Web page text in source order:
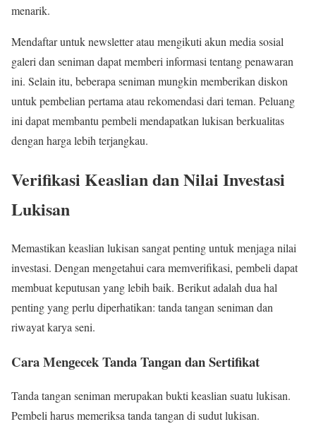
menarik.
Mendaftar untuk newsletter atau mengikuti akun media sosial
galeri dan seniman dapat memberi informasi tentang penawaran
ini. Selain itu, beberapa seniman mungkin memberikan diskon
untuk pembelian pertama atau rekomendasi dari teman. Peluang
ini dapat membantu pembeli mendapatkan lukisan berkualitas
dengan harga lebih terjangkau.
Verifikasi Keaslian dan Nilai Investasi
Lukisan
Memastikan keaslian lukisan sangat penting untuk menjaga nilai
investasi. Dengan mengetahui cara memverifikasi, pembeli dapat
membuat keputusan yang lebih baik. Berikut adalah dua hal
penting yang perlu diperhatikan: tanda tangan seniman dan
riwayat karya seni.
Cara Mengecek Tanda Tangan dan Sertifikat
Tanda tangan seniman merupakan bukti keaslian suatu lukisan.
Pembeli harus memeriksa tanda tangan di sudut lukisan.